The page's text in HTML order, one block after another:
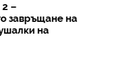
–
завръщане на
на